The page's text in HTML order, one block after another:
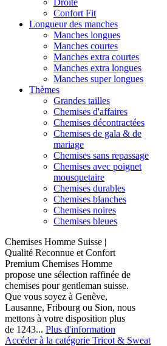
Droite
Confort Fit
Longueur des manches
Manches longues
Manches courtes
Manches extra courtes
Manches extra longues
Manches super longues
Thèmes
Grandes tailles
Chemises d'affaires
Chemises décontractées
Chemises de gala & de
mariage
Chemises sans repassage
Chemises avec poignet
mousquetaire
Chemises durables
Chemises blanches
Chemises noires
Chemises bleues
Chemises Homme Suisse |
Qualité Reconnue et Confort
Premium Chemises Homme
propose une sélection raffinée de
chemises pour gentleman suisse.
Que vous soyez à Genève,
Lausanne, Fribourg ou Sion, nous
mettons à votre disposition plus
de 1243... Plus d'information
Accéder à la catégorie Tricot & Sweat